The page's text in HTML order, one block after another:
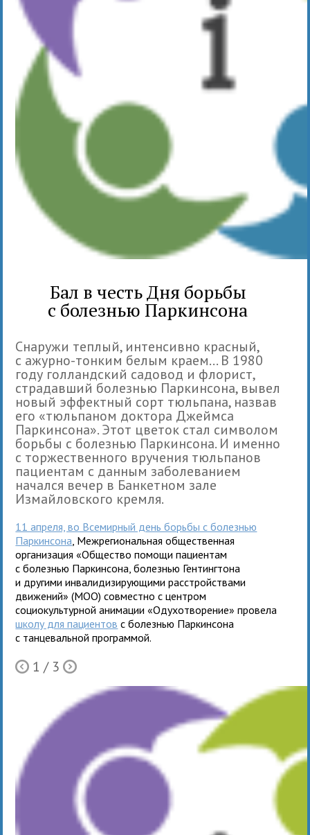
Бал в честь Дня борьбы
с болезнью Паркинсона
Снаружи теплый, интенсивно красный,
с ажурно-тонким белым краем... В 1980
году голландский садовод и флорист,
страдавший болезнью Паркинсона, вывел
новый эффектный сорт тюльпана, назвав
его «тюльпаном доктора Джеймса
Паркинсона». Этот цветок стал символом
борьбы с болезнью Паркинсона. И именно
с торжественного вручения тюльпанов
пациентам с данным заболеванием
начался вечер в Банкетном зале
Измайловского кремля.
11 апреля, во Всемирный день борьбы с болезнью
Паркинсона , Межрегиональная общественная
организация «Общество помощи пациентам
с болезнью Паркинсона, болезнью Гентингтона
и другими инвалидизирующими расстройствами
движений» (МОО) совместно с центром
социокультурной анимации «Одухотворение» провела
школу для пациентов с болезнью Паркинсона
с танцевальной программой.
Ò 1 / 3Õ